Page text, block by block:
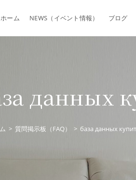
ホーム NEWS（イベント情報） ブログ
данных
> 質問掲示板（FAQ） > база данных